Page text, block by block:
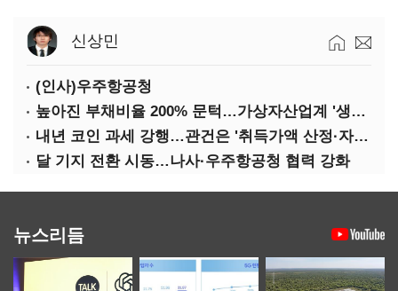
신상민
(인사)우주항공청
높아진 부채비율 200% 문턱…가상자산업계 '생존 시험대'
내년 코인 과세 강행…관건은 '취득가액 산정·자산 이동'
달 기지 전환 시동…나사·우주항공청 협력 강화
뉴스리듬